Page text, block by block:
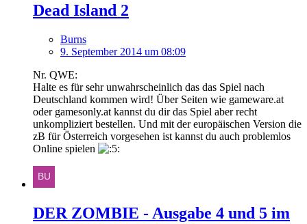
Dead Island 2
Burns
9. September 2014 um 08:09
Nr. QWE:
Halte es für sehr unwahrscheinlich das das Spiel nach
Deutschland kommen wird! Über Seiten wie gameware.at
oder gamesonly.at kannst du dir das Spiel aber recht
unkompliziert bestellen. Und mit der europäischen Version die
zB für Österreich vorgesehen ist kannst du auch problemlos
Online spielen
DER ZOMBIE - Ausgabe 4 und 5 im